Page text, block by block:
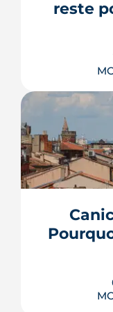
reste
Avec le
logement
en location
Que faut-il
des lieux
des